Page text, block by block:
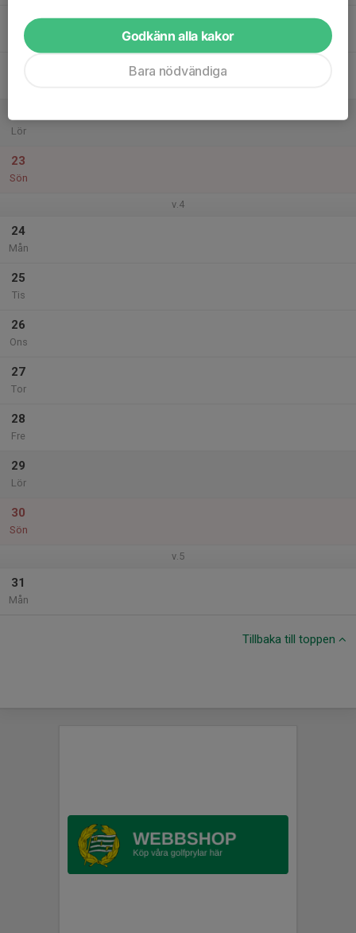
Tor
Lör
23
Sön
v.4
24
Mån
25
Tis
26
Ons
27
Tor
28
Fre
29
Lör
30
Sön
v.5
31
Mån
Tillbaka till toppen
Godkänn alla kakor
Bara nödvändiga